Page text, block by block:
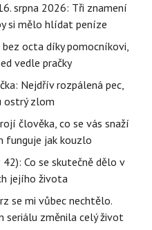
srpna 2026: Tři znamení
si mělo hlídat peníze
octa díky pomocníkovi,
vedle pračky
Nejdřív rozpálená pec,
ostrý zlom
člověka, co se vás snaží
funguje jak kouzlo
Co se skutečně dělo v
jejího života
se mi vůbec nechtělo.
seriálu změnila celý život